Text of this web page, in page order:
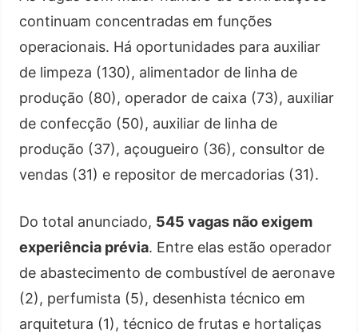
continuam concentradas em funções
operacionais. Há oportunidades para auxiliar
de limpeza (130), alimentador de linha de
produção (80), operador de caixa (73), auxiliar
de confecção (50), auxiliar de linha de
produção (37), açougueiro (36), consultor de
vendas (31) e repositor de mercadorias (31).
Do total anunciado, 545 vagas não exigem
experiência prévia. Entre elas estão operador
de abastecimento de combustível de aeronave
(2), perfumista (5), desenhista técnico em
arquitetura (1), técnico de frutas e hortaliças